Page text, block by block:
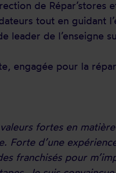
de Répar’stores
tout en guidant
de l’enseigne
engagée pour la
fortes en
Forte d’une
franchisés pour